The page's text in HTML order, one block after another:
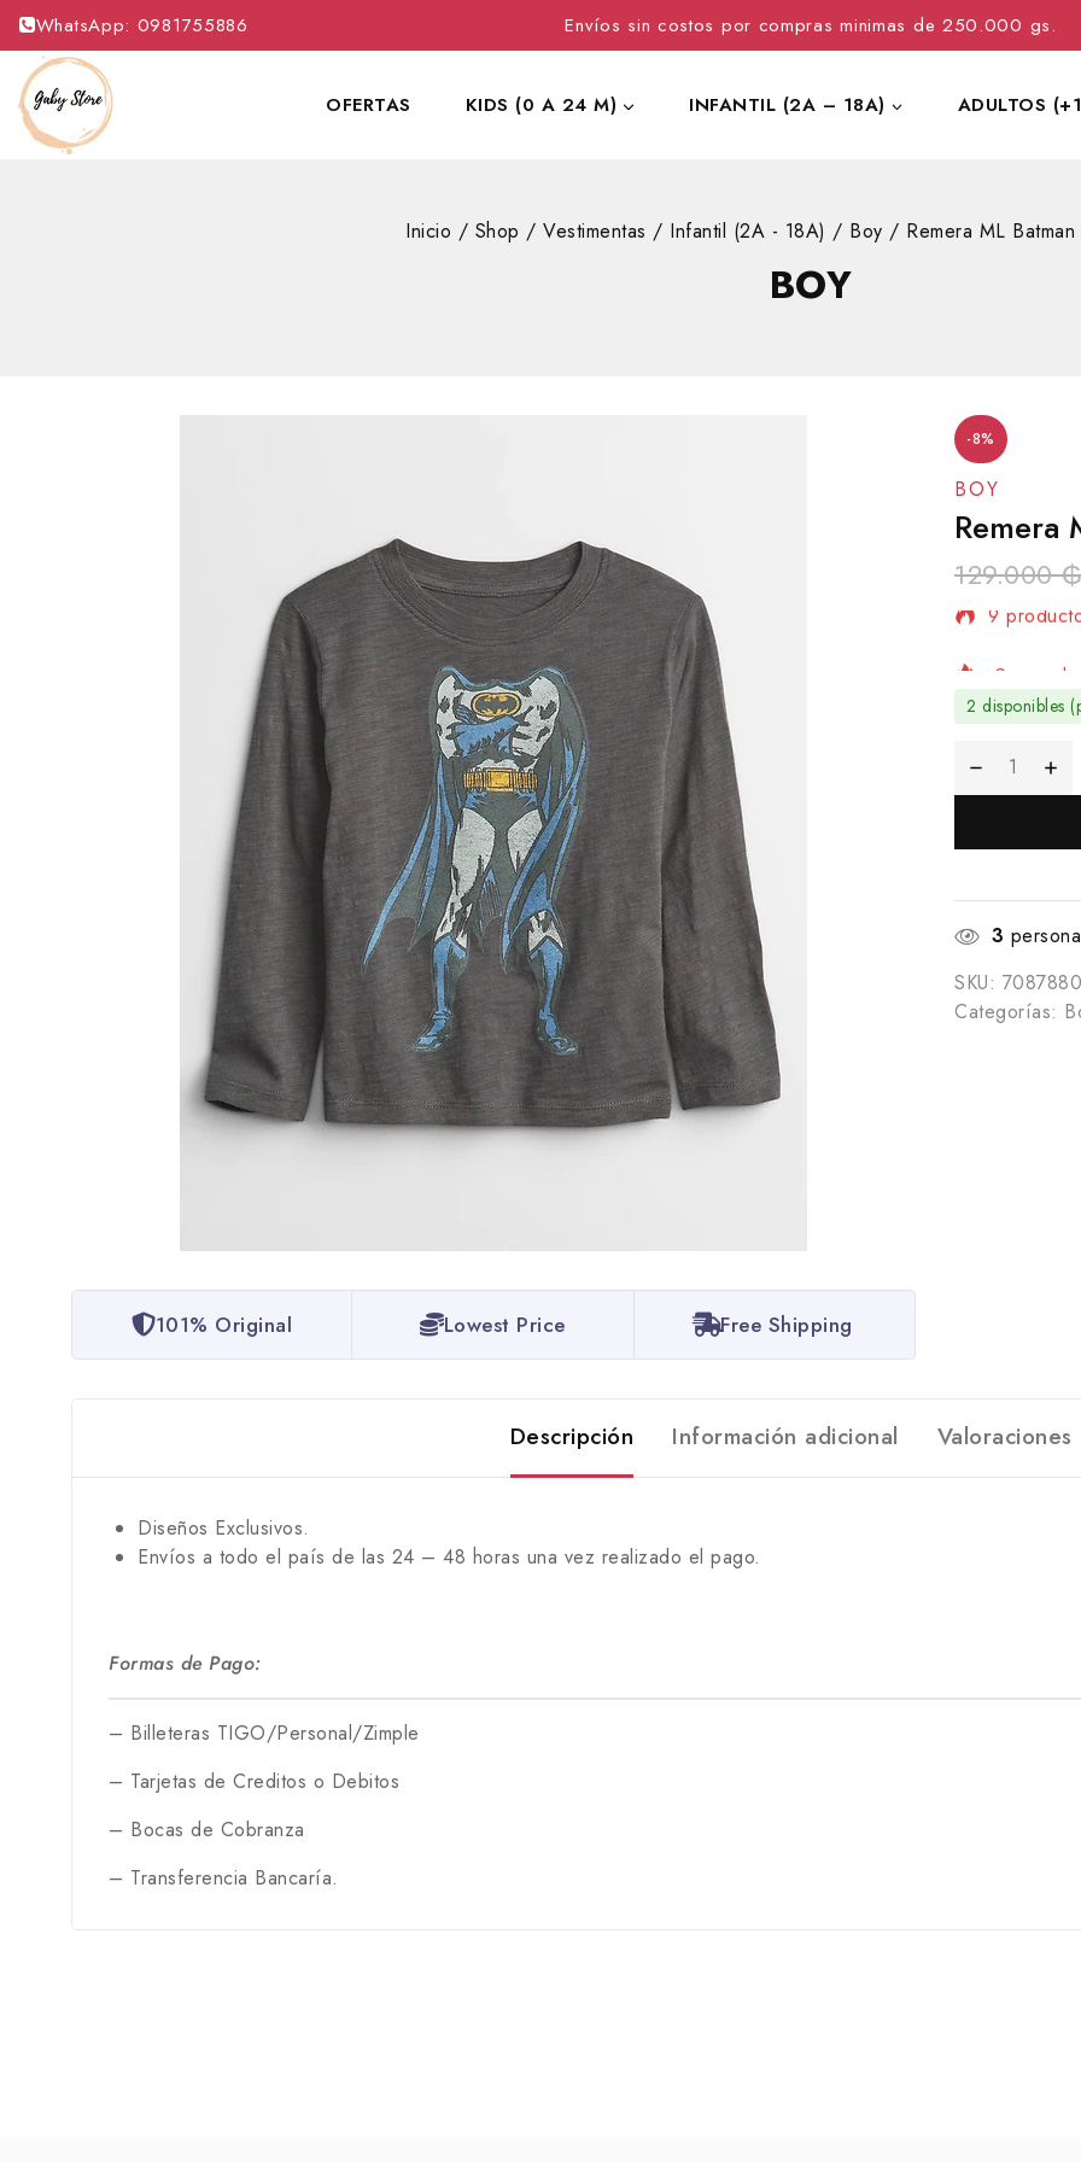
WhatsApp: 0981755886 Envíos sin costos por compras minimas de 250.000 gs.
OFERTAS KIDS (0 A 24 M) INFANTIL (2A – 18A) ADULTOS
Inicio / Shop / Vestimentas / Infantil (2A - 18A) / Boy / Remera ML
BOY
101% Original Lowest Price Free Shipping
-8%
BOY
Remera
129.000
9
2 disponibles
3
SKU:
Categorías:
Descripción Información adicional
Diseños Exclusivos.
Envíos a todo el país de las 24 – 48 horas una vez realizado el pago.
Formas de Pago:
– Billeteras TIGO/Personal/Zimple
– Tarjetas de Creditos o Debitos
– Bocas de Cobranza
– Transferencia Bancaría.